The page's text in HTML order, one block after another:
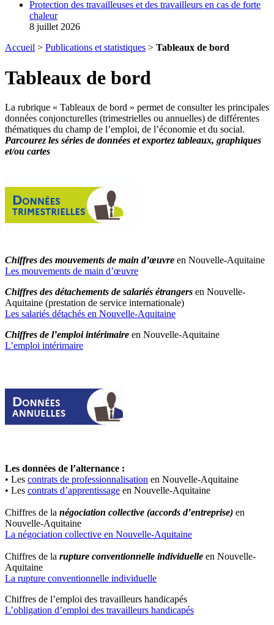
Protection des travailleuses et des travailleurs en cas de forte
chaleur
8 juillet 2026
Accueil > Publications et statistiques > Tableaux de bord
Tableaux de bord
La rubrique « Tableaux de bord » permet de consulter les principales
données conjoncturelles (trimestrielles ou annuelles) de différentes
thématiques du champ de l’emploi, de l’économie et du social.
Parcourez les séries de données et exportez tableaux, graphiques
et/ou cartes
Chiffres des mouvements de main d’œuvre en Nouvelle-Aquitaine
Les mouvements de main d’œuvre
Chiffres des détachements de salariés étrangers en Nouvelle-
Aquitaine (prestation de service internationale)
Les salariés détachés en Nouvelle-Aquitaine
Chiffres de l’emploi intérimaire en Nouvelle-Aquitaine
L’emploi intérimaire
Les données de l’alternance :
• Les contrats de professionnalisation en Nouvelle-Aquitaine
• Les contrats d’apprentissage en Nouvelle-Aquitaine
Chiffres de la négociation collective (accords d’entreprise) en
Nouvelle-Aquitaine
La négociation collective en Nouvelle-Aquitaine
Chiffres de la rupture conventionnelle individuelle en Nouvelle-
Aquitaine
La rupture conventionnelle individuelle
Chiffres de l’emploi des travailleurs handicapés
L’obligation d’emploi des travailleurs handicapés